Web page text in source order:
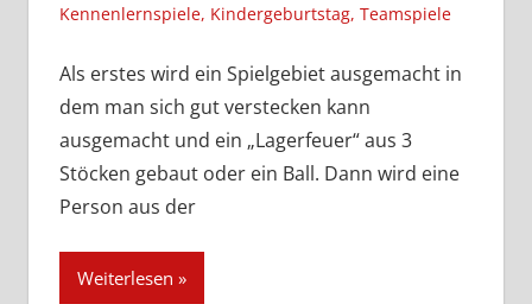
Kennenlernspiele, Kindergeburtstag, Teamspiele
Als erstes wird ein Spielgebiet ausgemacht in
dem man sich gut verstecken kann
ausgemacht und ein „Lagerfeuer“ aus 3
Stöcken gebaut oder ein Ball. Dann wird eine
Person aus der
Weiterlesen